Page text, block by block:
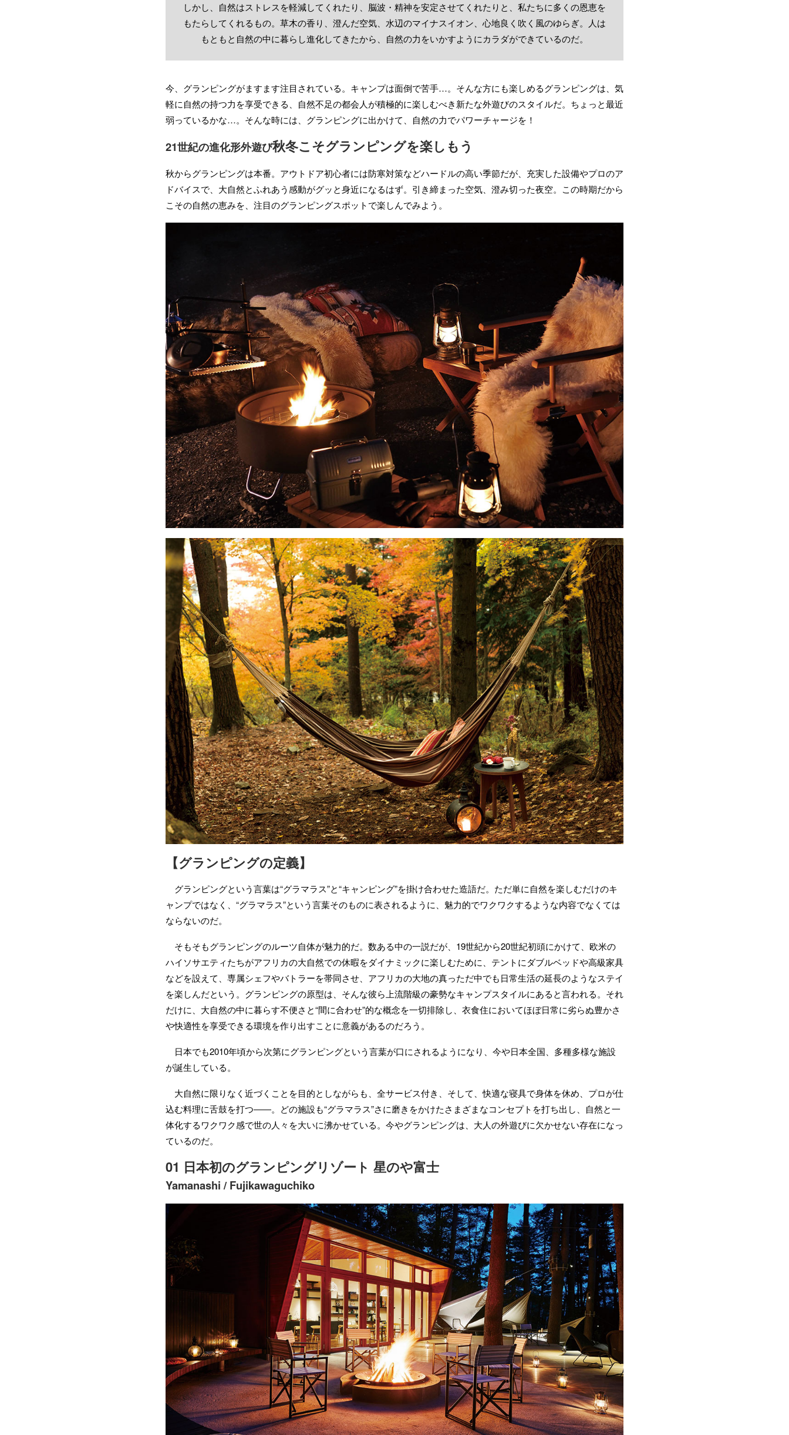
しかし、自然はストレスを軽減してくれたり、脳波・精神を安定させてくれたりと、私たちに多くの恩恵を
もたらしてくれるもの。草木の香り、澄んだ空気、水辺のマイナスイオン、心地良く吹く風のゆらぎ。人は
もともと自然の中に暮らし進化してきたから、自然の力をいかすようにカラダができているのだ。
今、グランピングがますます注目されている。キャンプは面倒で苦手…。そんな方にも楽しめるグランピングは、気
軽に自然の持つ力を享受できる、自然不足の都会人が積極的に楽しむべき新たな外遊びのスタイルだ。ちょっと最近
弱っているかな…。そんな時には、グランピングに出かけて、自然の力でパワーチャージを！
21世紀の進化形外遊び秋冬こそグランピングを楽しもう
秋からグランピングは本番。アウトドア初心者には防寒対策などハードルの高い季節だが、充実した設備やプロのア
ドバイスで、大自然とふれあう感動がグッと身近になるはず。引き締まった空気、澄み切った夜空。この時期だから
こその自然の恵みを、注目のグランピングスポットで楽しんでみよう。
【グランピングの定義】
グランピングという言葉は“グラマラス”と“キャンピング”を掛け合わせた造語だ。ただ単に自然を楽しむだけのキ
ャンプではなく、“グラマラス”という言葉そのものに表されるように、魅力的でワクワクするような内容でなくては
ならないのだ。
そもそもグランピングのルーツ自体が魅力的だ。数ある中の一説だが、19世紀から20世紀初頭にかけて、欧米の
ハイソサエティたちがアフリカの大自然での休暇をダイナミックに楽しむために、テントにダブルベッドや高級家具
などを設えて、専属シェフやバトラーを帯同させ、アフリカの大地の真っただ中でも日常生活の延長のようなステイ
を楽しんだという。グランピングの原型は、そんな彼ら上流階級の豪勢なキャンプスタイルにあると言われる。それ
だけに、大自然の中に暮らす不便さと“間に合わせ”的な概念を一切排除し、衣食住においてほぼ日常に劣らぬ豊かさ
や快適性を享受できる環境を作り出すことに意義があるのだろう。
日本でも2010年頃から次第にグランピングという言葉が口にされるようになり、今や日本全国、多種多様な施設
が誕生している。
大自然に限りなく近づくことを目的としながらも、全サービス付き、そして、快適な寝具で身体を休め、プロが仕
込む料理に舌鼓を打つ――。どの施設も“グラマラス”さに磨きをかけたさまざまなコンセプトを打ち出し、自然と一
体化するワクワク感で世の人々を大いに沸かせている。今やグランピングは、大人の外遊びに欠かせない存在になっ
ているのだ。
01 日本初のグランピングリゾート 星のや富士
Yamanashi / Fujikawaguchiko